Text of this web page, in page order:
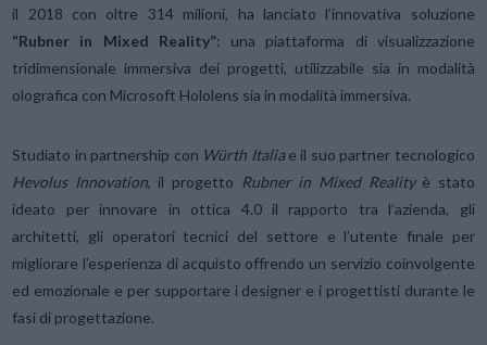
il 2018 con oltre 314 milioni, ha lanciato l’innovativa soluzione
“Rubner in Mixed Reality”: una piattaforma di visualizzazione
tridimensionale immersiva dei progetti, utilizzabile sia in modalità
olografica con Microsoft Hololens sia in modalità immersiva.
Studiato in partnership con Würth Italiae il suo partner tecnologico
Hevolus Innovation, il progetto Rubner in Mixed Realityè stato
ideato per innovare in ottica 4.0 il rapporto tra l’azienda, gli
architetti, gli operatori tecnici del settore e l’utente finale per
migliorare l’esperienza di acquisto offrendo un servizio coinvolgente
ed emozionale e per supportare i designer e i progettisti durante le
fasi di progettazione.